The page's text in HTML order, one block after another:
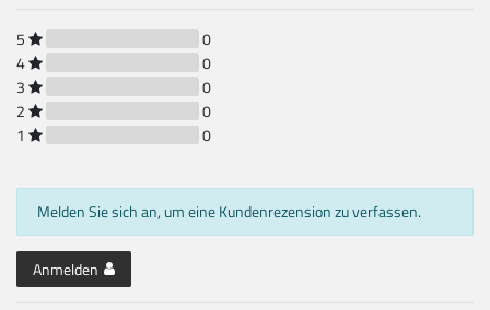
5
0
4
0
3
0
2
0
1
0
Melden Sie sich an, um eine Kundenrezension zu verfassen.
Anmelden